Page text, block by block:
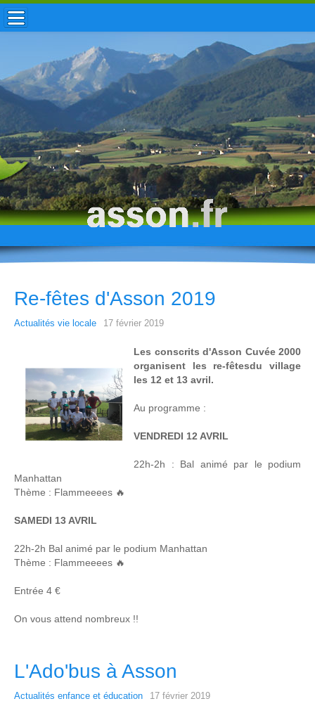
ACCUEIL / INFOS
MUNICIPALITÉ
VIE LOCALE
ENFANCE
TOURISME
HISTOIRE
Re-fêtes d'Asson 2019
Actualités vie locale 17 février 2019
Les conscrits d'Asson Cuvée 2000
organisent les re-fêtesdu village
les 12 et 13 avril.
Au programme :
VENDREDI 12 AVRIL
22h-2h : Bal animé par le podium
Manhattan
Thème : Flammeeees 🔥
SAMEDI 13 AVRIL
22h-2h Bal animé par le podium Manhattan
Thème : Flammeeees 🔥
Entrée 4 €
On vous attend nombreux !!
L'Ado'bus à Asson
Actualités enfance et éducation 17 février 2019